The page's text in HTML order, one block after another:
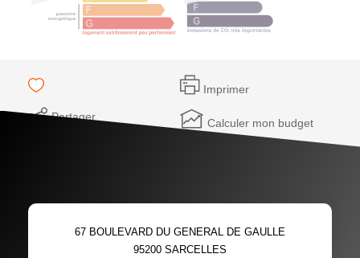
Imprimer
Partager Calculer mon budget
67 BOULEVARD DU GENERAL DE GAULLE
95200 SARCELLES